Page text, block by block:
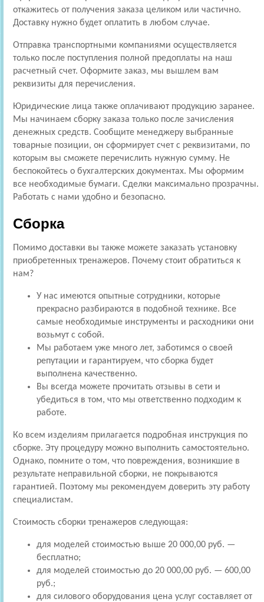
откажитесь от получения заказа целиком или частично.
Доставку нужно будет оплатить в любом случае.
Отправка транспортными компаниями осуществляется
только после поступления полной предоплаты на наш
расчетный счет. Оформите заказ, мы вышлем вам
реквизиты для перечисления.
Юридические лица также оплачивают продукцию заранее.
Мы начинаем сборку заказа только после зачисления
денежных средств. Сообщите менеджеру выбранные
товарные позиции, он сформирует счет с реквизитами, по
которым вы сможете перечислить нужную сумму. Не
беспокойтесь о бухгалтерских документах. Мы оформим
все необходимые бумаги. Сделки максимально прозрачны.
Работать с нами удобно и безопасно.
Сборка
Помимо доставки вы также можете заказать установку
приобретенных тренажеров. Почему стоит обратиться к
нам?
У нас имеются опытные сотрудники, которые
прекрасно разбираются в подобной технике. Все
самые необходимые инструменты и расходники они
возьмут с собой.
Мы работаем уже много лет, заботимся о своей
репутации и гарантируем, что сборка будет
выполнена качественно.
Вы всегда можете прочитать отзывы в сети и
убедиться в том, что мы ответственно подходим к
работе.
Ко всем изделиям прилагается подробная инструкция по
сборке. Эту процедуру можно выполнить самостоятельно.
Однако, помните о том, что повреждения, возникшие в
результате неправильной сборки, не покрываются
гарантией. Поэтому мы рекомендуем доверить эту работу
специалистам.
Стоимость сборки тренажеров следующая:
для моделей стоимостью выше 20 000,00 руб. —
бесплатно;
для моделей стоимостью до 20 000,00 руб. — 600,00
руб.;
для силового оборудования цена услуг составляет от